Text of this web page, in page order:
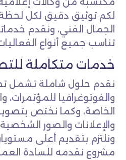
لكم توثيق دقيق لكل
الجمال الفني، ونقدم
تناسب جميع أنواع
خدمات متكاملة
نقدم حلول شاملة تشمل
والفوتوغرافيا للمؤتمرات،
الخاصة، وكما نختص بتصوير
والإعلانات والصور
ونلتزم بتقديم أعلى
مشروع نقدمه للسادة